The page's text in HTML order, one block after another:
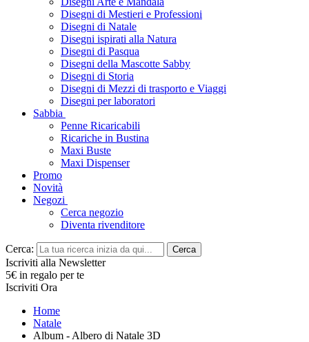
Disegni di Mestieri e Professioni
Disegni di Natale
Disegni ispirati alla Natura
Disegni di Pasqua
Disegni della Mascotte Sabby
Disegni di Storia
Disegni di Mezzi di trasporto e Viaggi
Disegni per laboratori
Sabbia
Penne Ricaricabili
Ricariche in Bustina
Maxi Buste
Maxi Dispenser
Promo
Novità
Negozi
Cerca negozio
Diventa rivenditore
Cerca: Cerca
Iscriviti alla Newsletter
5€ in regalo per te
Iscriviti Ora
Home
Natale
Album - Albero di Natale 3D